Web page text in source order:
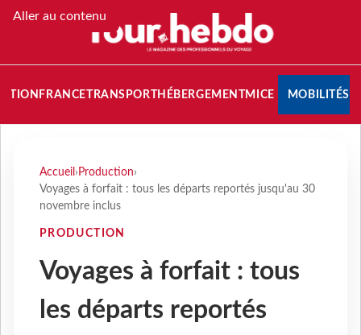
Aller au contenu
FRANCETRANSPORT HÉBERGEMENTMICE MOBILITÉS
Accueil › Production›
Voyages à forfait : tous les départs reportés jusqu'au 30
novembre inclus
PRODUCTION
Voyages à forfait : tous
les départs reportés